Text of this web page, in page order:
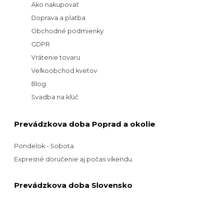
Ako nakupovať
Doprava a platba
Obchodné podmienky
GDPR
Vrátenie tovaru
Veľkoobchod kvetov
Blog
Svadba na kľúč
Prevádzkova doba Poprad a okolie
Pondelok - Sobota
Expresné doručenie aj počas víkendu.
Prevádzkova doba Slovensko